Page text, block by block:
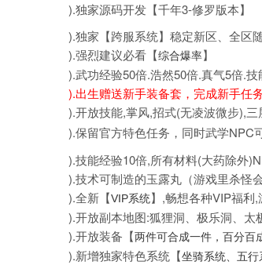
).独家源码开发【千年3-修罗版本】
).独家【跨服系统】稳定新区、全区随
).强烈建议必看【综合爆率】
).武功经验50倍.浩然50倍.真气5倍.
).出生赠送新手装备套，完成新手任
).开放技能,掌风,招式(无凌波微步),三
).保留官方特色任务，同时武学NPC
).技能经验10倍,所有材料(大药除外
).技术可制造的玉露丸（游戏里杀怪
).全新【VIP系统】,畅想各种VIP福利
).开放副本地图:狐狸洞、极乐洞、太
).开放装备【两件可合成一件，百分百
).新增独家特色系统【坐骑系统、五